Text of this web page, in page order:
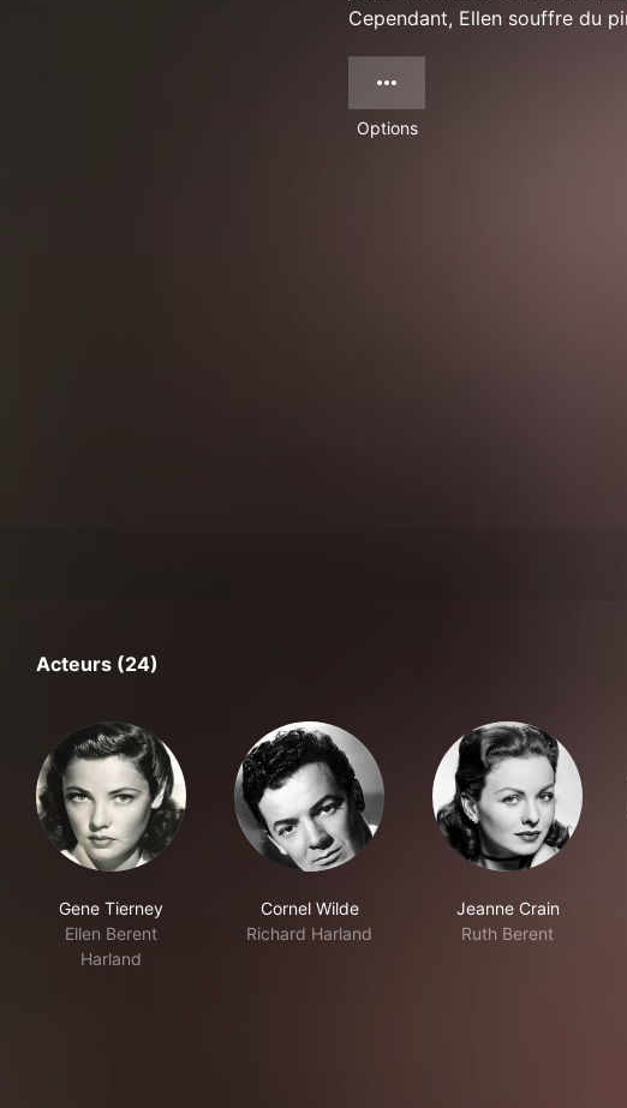
Cependant, Ellen souffre du
Options
Acteurs (24)
Gene Tierney
Ellen Berent
Harland
Cornel Wilde
Richard Harland
Jeanne Crain
Ruth Berent